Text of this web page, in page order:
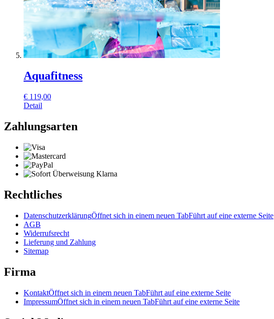
Aquafitness
€ 119,00
Detail
Zahlungsarten
Rechtliches
DatenschutzerklärungÖffnet sich in einem neuen TabFührt auf eine externe Seite
AGB
Widerrufsrecht
Lieferung und Zahlung
Sitemap
Firma
KontaktÖffnet sich in einem neuen TabFührt auf eine externe Seite
ImpressumÖffnet sich in einem neuen TabFührt auf eine externe Seite